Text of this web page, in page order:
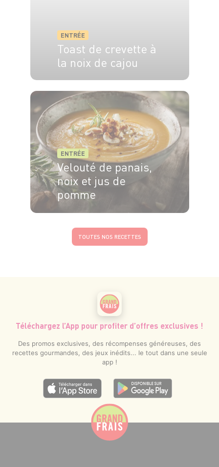
ENTRÉE
Toast de crevette à
la noix de cajou
ENTRÉE
Velouté de panais,
noix et jus de
pomme
TOUTES NOS RECETTES
Téléchargez l’App pour profiter d’offres exclusives !
Des promos exclusives, des récompenses généreuses, des
recettes gourmandes, des jeux inédits... le tout dans une seule
app !